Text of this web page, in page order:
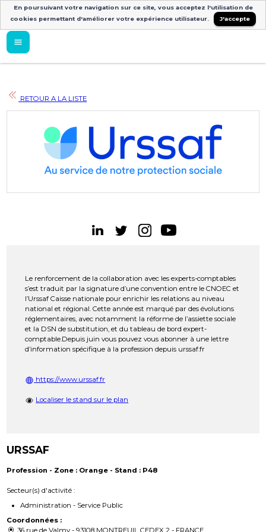
RETOUR A LA LISTE
Le renforcement de la collaboration avec les experts-comptables
s’est traduit par la signature d’une convention entre le CNOEC et
l’Urssaf Caisse nationale pour enrichir les relations au niveau
national et régional. Cette année est marqué par des évolutions
réglementaires, avec notamment la réforme de l’assiette sociale
et la DSN de substitution, et du tableau de bord expert-
comptable.Depuis juin vous pouvez vous abonner à une lettre
d’information spécifique à la profession depuis urssaf.fr
https://www.urssaf.fr
Localiser le stand sur le plan
URSSAF
Profession - Zone : Orange - Stand : P48
Secteur(s) d'activité :
Administration - Service Public
Coordonnées :
36 rue de Valmy - 93108 MONTREUIL CEDEX 2 - FRANCE
En poursuivant votre navigation sur ce site, vous acceptez l'utilisation de
cookies permettant d'améliorer votre expérience utilisateur.
J'accepte